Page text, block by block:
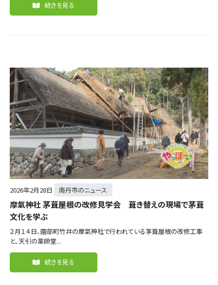
続きを見る
2026年2月28日 南丹市のニュース
摩氣神社 茅葺屋根の改修見学会 葺き替えの現場で茅葺
文化を学ぶ
２月１４日、園部町竹井の摩氣神社で行われている茅葺屋根の改修工事
と、天引の薬師堂...
続きを見る